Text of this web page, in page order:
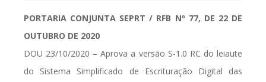
PORTARIA CONJUNTA SEPRT / RFB Nº 77, DE 22 DE
OUTUBRO DE 2020
DOU 23/10/2020 – Aprova a versão S-1.0 RC do leiaute
do Sistema Simplificado de Escrituração Digital das